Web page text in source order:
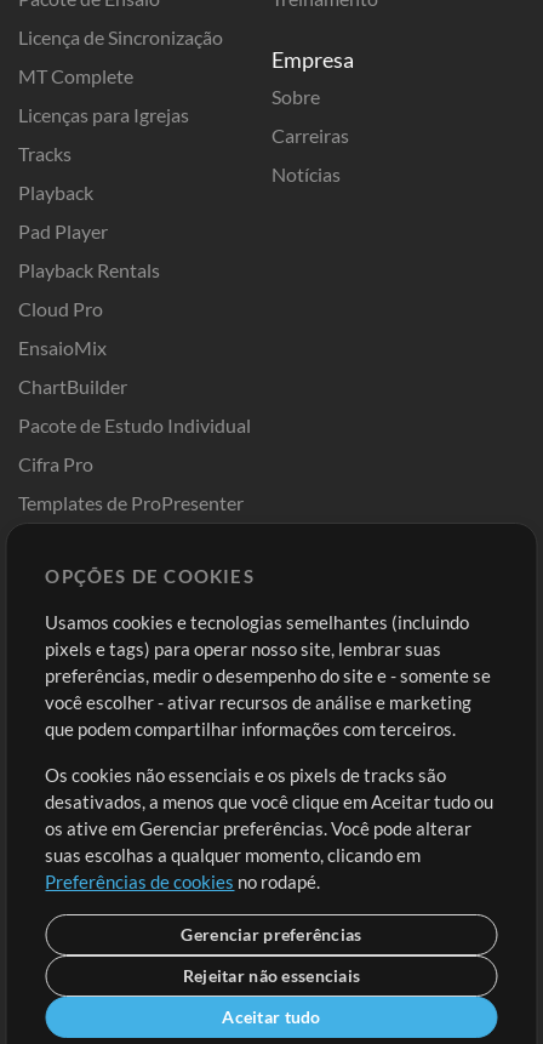
Licença de Sincronização
MT Complete
Licenças para Igrejas
Tracks
Playback
Pad Player
Playback Rentals
Cloud Pro
EnsaioMix
ChartBuilder
Pacote de Estudo Individual
Cifra Pro
Templates de ProPresenter
Empresa
Sobre
Carreiras
Notícias
Comprar Créditos
Conteúdo Grátis
Solicite uma Música
Extras
Sessões
Envie seu conteúdo
Playlist
MT Conference
Entre
Cadastre-se
Ir ao carrinho
OPÇÕES DE COOKIES
Usamos cookies e tecnologias semelhantes (incluindo
pixels e tags) para operar nosso site, lembrar suas
preferências, medir o desempenho do site e - somente se
você escolher - ativar recursos de análise e marketing
que podem compartilhar informações com terceiros.
Os cookies não essenciais e os pixels de tracks são
desativados, a menos que você clique em Aceitar tudo ou
os ative em Gerenciar preferências. Você pode alterar
suas escolhas a qualquer momento, clicando em
Preferências de cookies no rodapé.
Gerenciar preferências
Rejeitar não essenciais
Aceitar tudo